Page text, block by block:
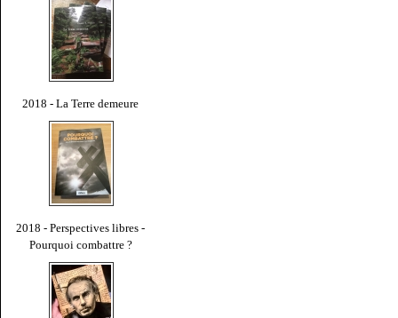
2018 - La Terre demeure
2018 - Perspectives libres -
Pourquoi combattre ?